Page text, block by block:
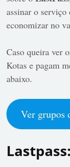
assinar o
economizar no
Caso queira ver
Kotas e pagam
abaixo.
Ver grupos